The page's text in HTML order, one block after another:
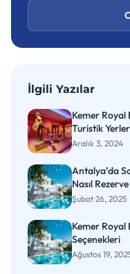
İlgili Yazılar
Kemer Royal
Turistik Yerler
Aralık 3, 2024
Antalya’da
Nasıl
Şubat 26, 2025
Kemer
Seçenekleri
Ağustos 19,